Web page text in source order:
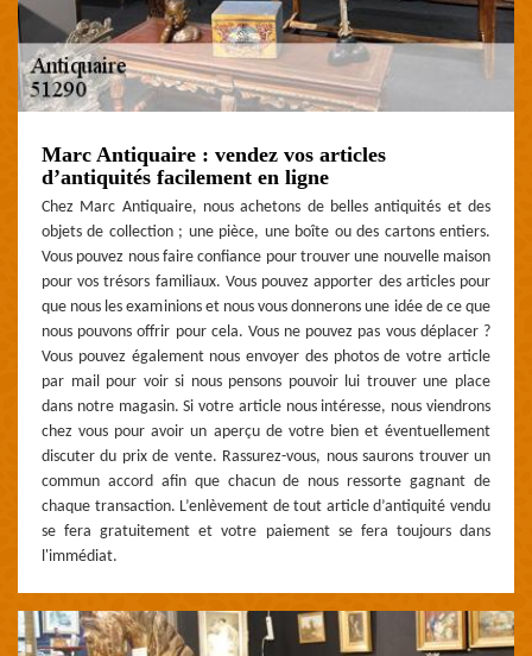
Marc Antiquaire : vendez vos articles
d’antiquités facilement en ligne
Chez Marc Antiquaire, nous achetons de belles antiquités et des
objets de collection ; une pièce, une boîte ou des cartons entiers.
Vous pouvez nous faire confiance pour trouver une nouvelle maison
pour vos trésors familiaux. Vous pouvez apporter des articles pour
que nous les examinions et nous vous donnerons une idée de ce que
nous pouvons offrir pour cela. Vous ne pouvez pas vous déplacer ?
Vous pouvez également nous envoyer des photos de votre article
par mail pour voir si nous pensons pouvoir lui trouver une place
dans notre magasin. Si votre article nous intéresse, nous viendrons
chez vous pour avoir un aperçu de votre bien et éventuellement
discuter du prix de vente. Rassurez-vous, nous saurons trouver un
commun accord afin que chacun de nous ressorte gagnant de
chaque transaction. L’enlèvement de tout article d’antiquité vendu
se fera gratuitement et votre paiement se fera toujours dans
l'immédiat.